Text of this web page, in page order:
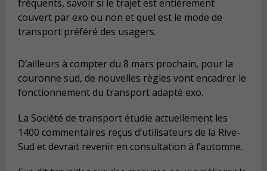
fréquents, savoir si le trajet est entièrement
couvert par exo ou non et quel est le mode de
transport préféré des usagers.
D’ailleurs à compter du 8 mars prochain, pour la
couronne sud, de nouvelles règles vontencadrer le
fonctionnement du transport adapté exo.
La Société de transport étudie actuellement les
1400 commentaires reçus d’utilisateurs de la Rive-
Sud et devrait revenir en consultation à l’automne.